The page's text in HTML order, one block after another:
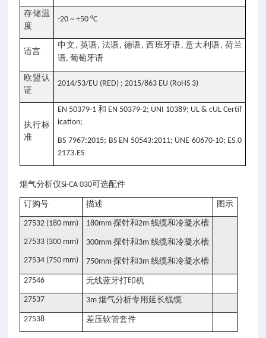
存储温
度
-20 ~ +50 °C
语言
中文 , 英语, 法语, 德语, 西班牙语,意大利语, 荷兰
语,葡萄牙语
欧盟认
证
2014/53/EU (RED) ; 2015/863 EU (RoHS 3)
执行标
准
EN 50379-1和 EN 50379-2; UNI 10389; UL & cUL Certif
ication;
BS 7967:2015; BS EN 50543:2011; UNE 60670-10; ES.0
2173.ES
烟气分析仪Si-CA 030可选配件
订购号 描述 图示
27532 (180 mm)
27533 (300 mm)
27534 (750 mm)
180mm探针和2m线缆和冷凝水槽
300mm探针和 3m线缆和冷凝水槽
750mm探针和 3m线缆和冷凝水槽
27546 无线蓝牙打印机
27537 3m烟气分析专用延长线缆
27538 差压软管套件